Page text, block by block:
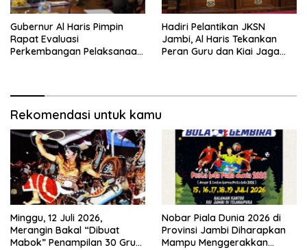
Gubernur Al Haris Pimpin
Rapat Evaluasi
Perkembangan Pelaksanaan
Hadiri Pelantikan JKSN
Jambi, Al Haris Tekankan
Peran Guru dan Kiai Jaga
Rekomendasi untuk kamu
Minggu, 12 Juli 2026,
Merangin Bakal “Dibuat
Mabok” Penampilan 30 Grup
Nobar Piala Dunia 2026 di
Provinsi Jambi Diharapkan
Mampu Menggerakkan